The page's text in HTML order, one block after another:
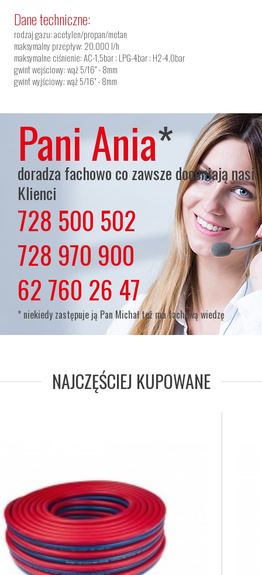
Dane techniczne:
rodzaj gazu: acetylen/propan/metan
maksymalny przepływ: 20.000 l/h
maksymalne ciśnienie: AC-1,5bar ; LPG-4bar ; H2-4,0bar
gwint wejściowy: wąż 5/16" - 8mm
gwint wyjściowy: wąż 5/16" - 8mm
Pani Ania*
doradza fachowo co zawsze doceniają nasi
Klienci
728 500 502
lub
728 970 900
lub
62 760 26 47
* niekiedy zastępuje ją Pan Michał też ma fachową wiedzę
NAJCZĘŚCIEJ KUPOWANE